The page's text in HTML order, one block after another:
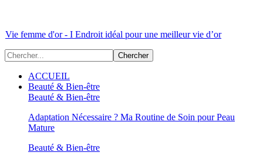
Vie femme d'or - I Endroit idéal pour une meilleur vie d’or
ACCUEIL
Beauté & Bien-être
Beauté & Bien-être
Adaptation Nécessaire ? Ma Routine de Soin pour Peau
Mature
Beauté & Bien-être